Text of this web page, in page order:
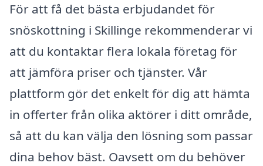
För att få det bästa erbjudandet för
snöskottning i Skillinge rekommenderar vi
att du kontaktar flera lokala företag för
att jämföra priser och tjänster. Vår
plattform gör det enkelt för dig att hämta
in offerter från olika aktörer i ditt område,
så att du kan välja den lösning som passar
dina behov bäst. Oavsett om du behöver